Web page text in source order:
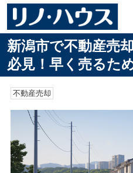
新潟市で不動産売
必見！早く売るた
不動産売却